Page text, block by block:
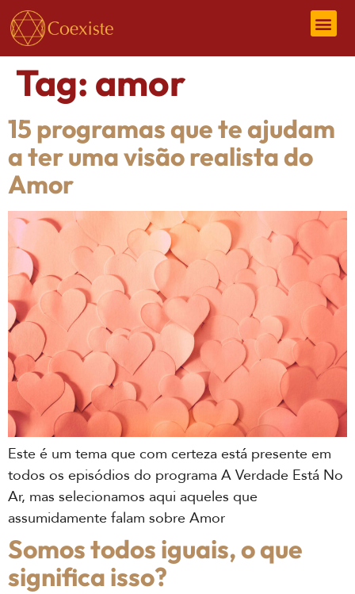
Tag: amor
15 programas que te ajudam
a ter uma visão realista do
Amor
Este é um tema que com certeza está presente em
todos os episódios do programa A Verdade Está No
Ar, mas selecionamos aqui aqueles que
assumidamente falam sobre Amor
Somos todos iguais, o que
significa isso?